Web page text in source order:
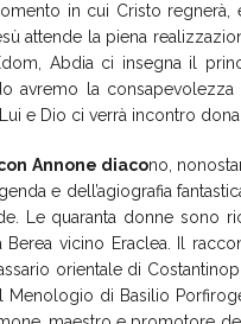
in cui Cristo
attende la piena
Abdia ci insegna il
avremo la consapevolezza
e Dio ci verrà incontro
Annone diacono,
e dell’agiografia
Le quaranta donne sono
vicino Eraclea. Il
orientale di
di Basilio